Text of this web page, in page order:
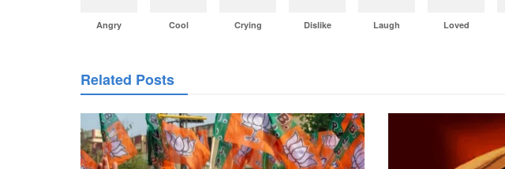
Angry Cool Crying Dislike Laugh Loved
Related Posts